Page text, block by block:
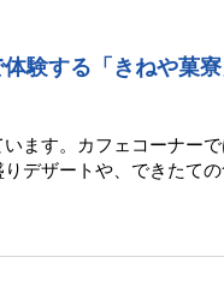
験する「きねや菓寮
ます。カフェコーナー
デザートや、できたての